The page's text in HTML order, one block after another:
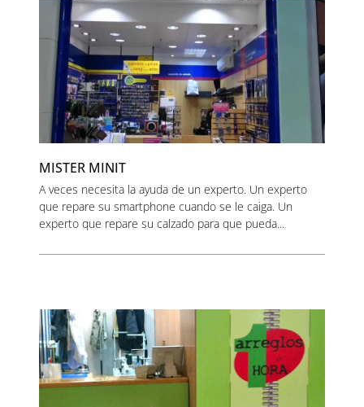
MISTER MINIT
A veces necesita la ayuda de un experto. Un experto
que repare su smartphone cuando se le caiga. Un
experto que repare su calzado para que pueda...